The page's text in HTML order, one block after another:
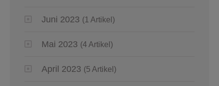
Juni 2023 (1 Artikel)
Mai 2023 (4 Artikel)
April 2023 (5 Artikel)